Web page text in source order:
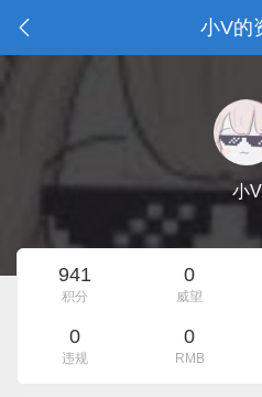
小V的
小V
941
积分
0
威望
0
违规
0
RMB